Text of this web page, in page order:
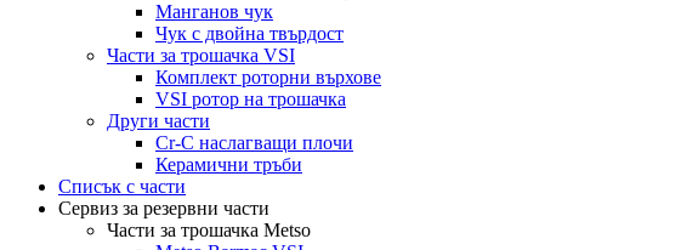
Манганов чук
Чук с двойна твърдост
Части за трошачка VSI
Комплект роторни върхове
VSI ротор на трошачка
Други части
Cr-C наслагващи плочи
Керамични тръби
Списък с части
Сервиз за резервни части
Части за трошачка Metso